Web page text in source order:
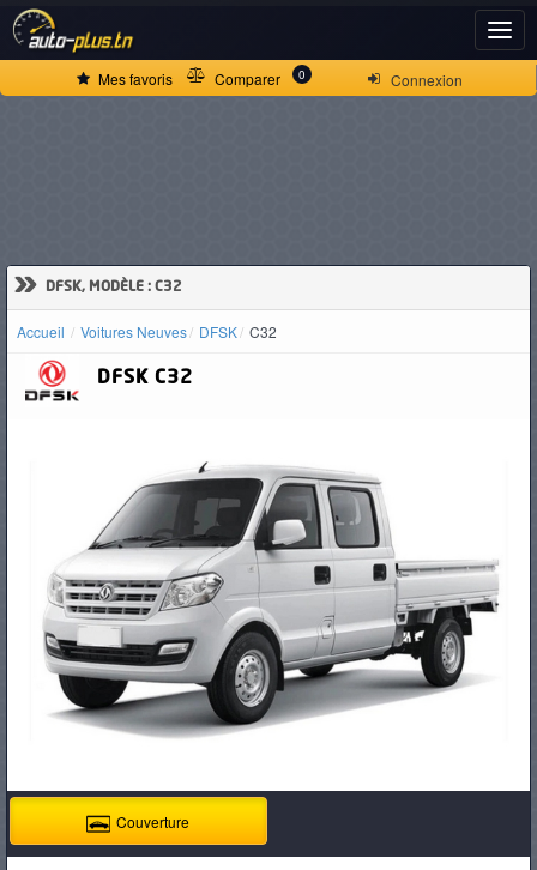
Connexion
Mes favoris Comparer 0
» DFSK, MODÈLE : C32
Accueil Voitures Neuves DFSK C32
DFSK C32
Couverture
ACCUEIL
D'OCCASION
PNEUS